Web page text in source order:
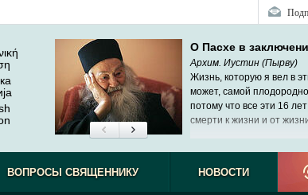
О Пасхе в
Архим. Иустин (Пырву)
Жизнь, которую я вел в
может, самой
потому что все эти 16
смерти к жизни и от
ВОПРОСЫ СВЯЩЕННИКУ НОВОСТИ